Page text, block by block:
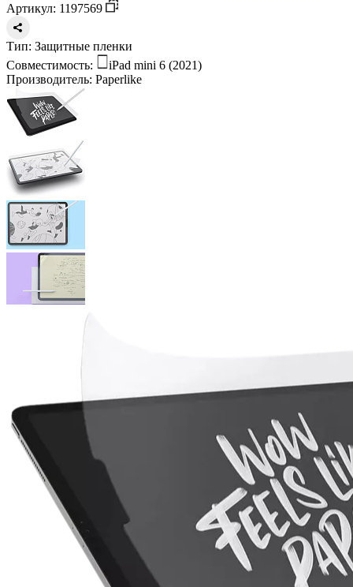
Артикул: 1197569
Тип: Защитные пленки
Совместимость:
iPad mini 6 (2021)
Производитель: Paperlike